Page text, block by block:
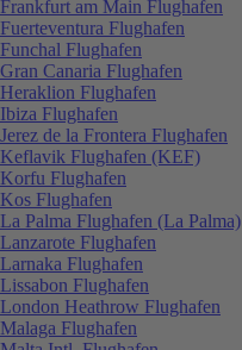
Frankfurt am Main Flughafen
Fuerteventura Flughafen
Funchal Flughafen
Gran Canaria Flughafen
Heraklion Flughafen
Ibiza Flughafen
Jerez de la Frontera Flughafen
Keflavik Flughafen (KEF)
Korfu Flughafen
Kos Flughafen
La Palma Flughafen (La Palma)
Lanzarote Flughafen
Larnaka Flughafen
Lissabon Flughafen
London Heathrow Flughafen
Malaga Flughafen